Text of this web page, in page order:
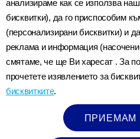
Олигозахариди
Олигозахаридите,
за поддържането на
Вашето бебе, като
полезни бактерии и
потенциално вредните
олигозахаридите,
анализираме как се използва
бисквитки), да го приспособим
(персонализирани бисквитки) и
реклама и информация
смятаме, че ще Ви харесат . За
прочетете изявлението за
бисквитките.
ПРИЕМАМ